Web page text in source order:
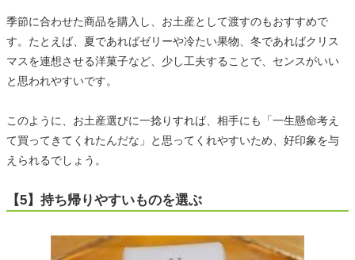
季節に合わせた商品を購入し、お土産として渡すのもおすすめで
す。たとえば、夏であればゼリーや冷たい果物、冬であればクリス
マスを連想させる洋菓子など、少し工夫することで、センスがいい
と思われやすいです。
このように、お土産選びに一捻りすれば、相手にも「一生懸命考え
て買ってきてくれたんだな」と思ってくれやすいため、好印象を与
えられるでしょう。
【5】持ち帰りやすいものを選ぶ